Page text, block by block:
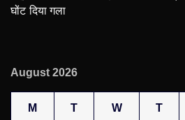
घोंट दिया गला
August 2026
M T W T